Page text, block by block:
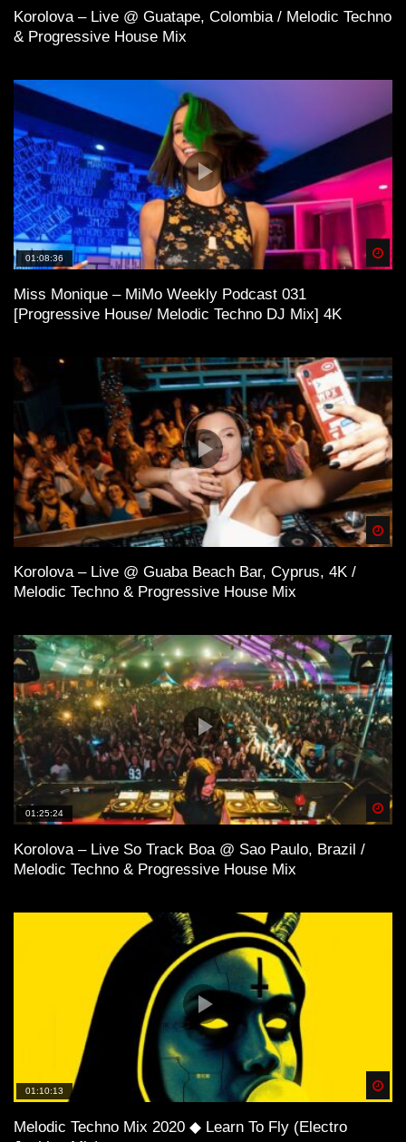
Korolova – Live @ Guatape, Colombia / Melodic Techno
& Progressive House Mix
01:08:36
Miss Monique – MiMo Weekly Podcast 031
[Progressive House/ Melodic Techno DJ Mix] 4K
Korolova – Live @ Guaba Beach Bar, Cyprus, 4K /
Melodic Techno & Progressive House Mix
01:25:24
Korolova – Live So Track Boa @ Sao Paulo, Brazil /
Melodic Techno & Progressive House Mix
01:10:13
Melodic Techno Mix 2020 ◆ Learn To Fly (Electro